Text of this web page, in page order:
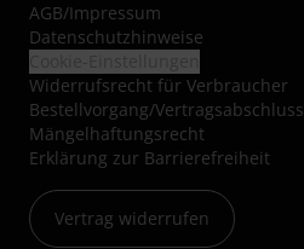
AGB/Impressum
Datenschutzhinweise
Widerrufsrecht für Verbraucher
Bestellvorgang/Vertragsabschluss
Mängelhaftungsrecht
Erklärung zur Barrierefreiheit
Vertrag widerrufen